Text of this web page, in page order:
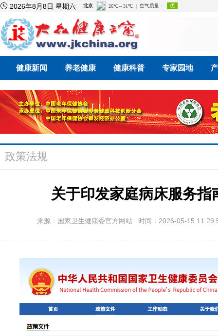
 2026年8月8日 星期六
健康新闻 养老健康 健康科普 专家园地
政策法规
关于印发家庭病床服务指
来源：国家卫生健康委官方网站 时间：2026-05-15